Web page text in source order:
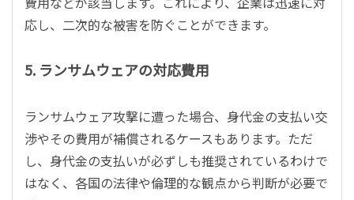
応し、二次的な被害を防ぐことができます。
5. ランサムウェアの対応費用
ランサムウェア攻撃に遭った場合、身代金の支払い交
渉やその費用が補償されるケースもあります。ただ
し、身代金の支払いが必ずしも推奨されているわけで
はなく、各国の法律や倫理的な観点から判断が必要で